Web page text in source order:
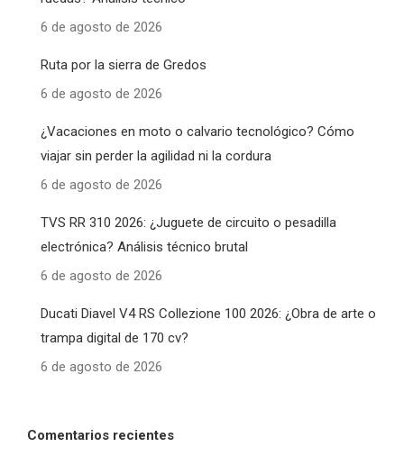
6 de agosto de 2026
Ruta por la sierra de Gredos
6 de agosto de 2026
¿Vacaciones en moto o calvario tecnológico? Cómo
viajar sin perder la agilidad ni la cordura
6 de agosto de 2026
TVS RR 310 2026: ¿Juguete de circuito o pesadilla
electrónica? Análisis técnico brutal
6 de agosto de 2026
Ducati Diavel V4 RS Collezione 100 2026: ¿Obra de arte o
trampa digital de 170 cv?
6 de agosto de 2026
Comentarios recientes